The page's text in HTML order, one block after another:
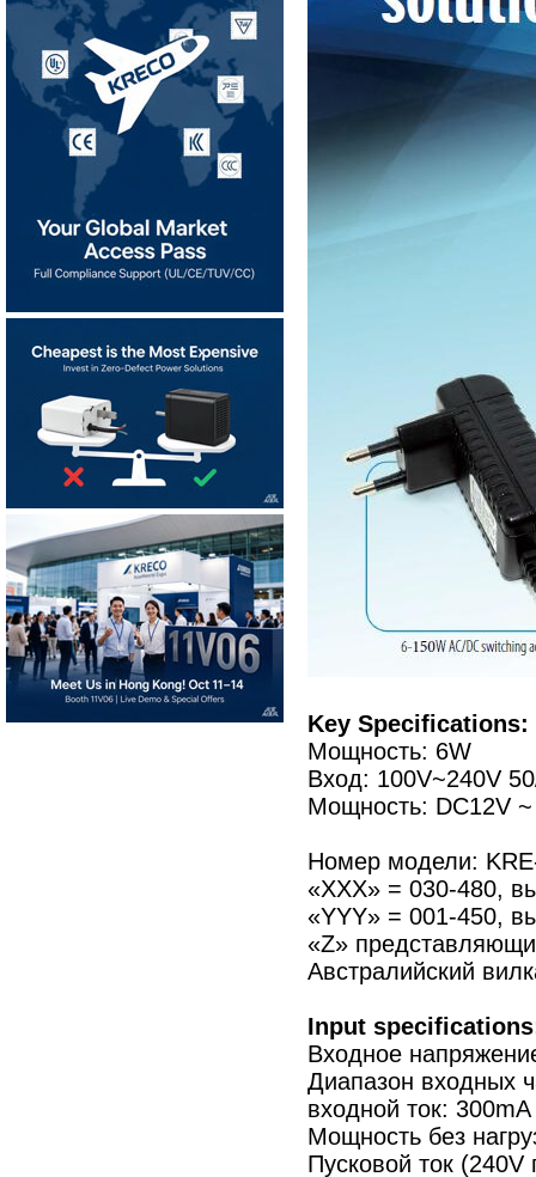
Key Specifications:
Мощность: 6W
Вход: 100V~240V
Мощность: DC12V
Номер модели:
«XXX» = 030-480,
«YYY» = 001-450,
«Z»
Австралийский
Input
Входное
Диапазон входных
входной ток:
Мощность без
Пусковой ток